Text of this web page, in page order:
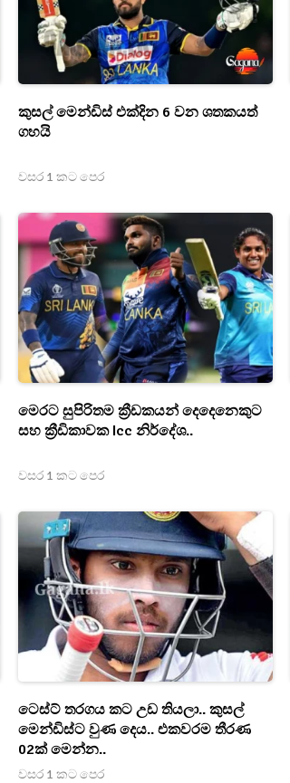
කුසල් මෙන්ඩිස් එක්දින 6 වන ශතකයත්
ගහයි
වසර 1 කට පෙර
මෙරට සුපිරිතම ක්‍රීඩකයන් දෙදෙනෙකුට
සහ ක්‍රීඩිකාවක Icc නිර්දේශ..
වසර 1 කට පෙර
ටෙස්ට් තරගය කට උඩ තියලා.. කුසල්
මෙන්ඩිස්ට වුණ දෙය.. එකවරම තීරණ
02ක් මෙන්න..
වසර 1 කට පෙර